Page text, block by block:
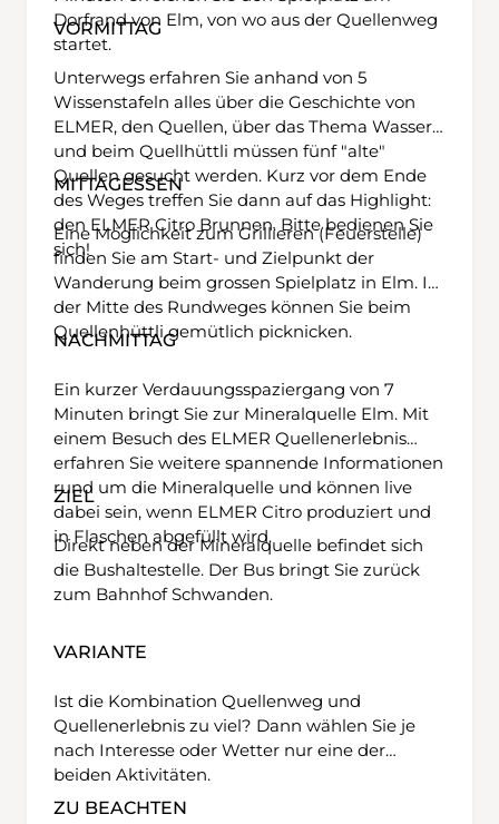
Dorfrand von Elm, von wo aus der Quellenweg
startet.
VORMITTAG
Unterwegs erfahren Sie anhand von 5
Wissenstafeln alles über die Geschichte von
ELMER, den Quellen, über das Thema Wasser
und beim Quellhüttli müssen fünf "alte"
Quellen gesucht werden. Kurz vor dem Ende
des Weges treffen Sie dann auf das Highlight:
den ELMER Citro Brunnen. Bitte bedienen Sie
sich!
MITTAGESSEN
Eine Möglichkeit zum Grillieren (Feuerstelle)
finden Sie am Start- und Zielpunkt der
Wanderung beim grossen Spielplatz in Elm. In
der Mitte des Rundweges können Sie beim
Quellenhüttli gemütlich picknicken.
NACHMITTAG
Ein kurzer Verdauungsspaziergang von 7
Minuten bringt Sie zur Mineralquelle Elm. Mit
einem Besuch des ELMER Quellenerlebnis
erfahren Sie weitere spannende Informationen
rund um die Mineralquelle und können live
dabei sein, wenn ELMER Citro produziert und
in Flaschen abgefüllt wird.
ZIEL
Direkt neben der Mineralquelle befindet sich
die Bushaltestelle. Der Bus bringt Sie zurück
zum Bahnhof Schwanden.
VARIANTE
Ist die Kombination Quellenweg und
Quellenerlebnis zu viel? Dann wählen Sie je
nach Interesse oder Wetter nur eine der
beiden Aktivitäten.
ZU BEACHTEN